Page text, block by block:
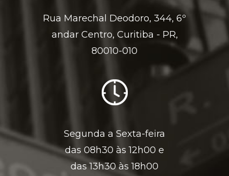
Rua Marechal Deodoro, 344, 6º
andar Centro, Curitiba - PR,
80010-010
Segunda a Sexta-feira
das 08h30 às 12h00 e
das 13h30 às 18h00